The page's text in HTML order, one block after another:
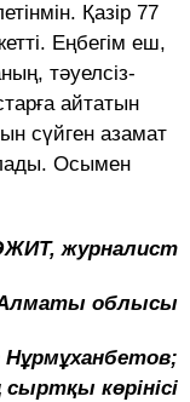
Қазір 77
Еңбегім еш,
тә­уе­л­сіз­
айтатын
сүй­ген азамат
Осымен
журналист
облысы
сырт­қы көрінісі